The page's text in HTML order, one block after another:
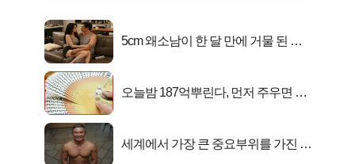
5cm 왜소남이 한 달 만에 거물 된 사
오늘밤 187억뿌린다, 먼저 주우면 최
세계에서 가장 큰 중요부위를 가진 남